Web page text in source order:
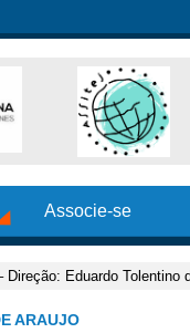
Associe-se
Eduardo Tolentino
ARAUJO